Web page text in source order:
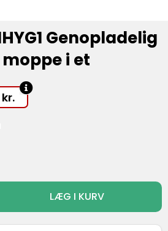
Genopladelig
i et
kr.
LÆG I KURV